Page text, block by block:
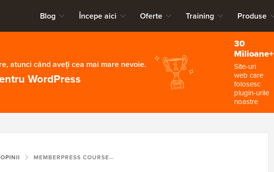
Blog Începe aici Oferte Training Produse
atunci când aveți cea mai mare nevoie.
WordPress
30
Milioane+
Site-uri
web care
folosesc
plugin-urile
noastre
OPINII MEMBERPRESS COURSES VS LEARNDASH: CARE ESTE CEL MAI BUN PLUGIN PENTRU CURSURI WORDPRESS?